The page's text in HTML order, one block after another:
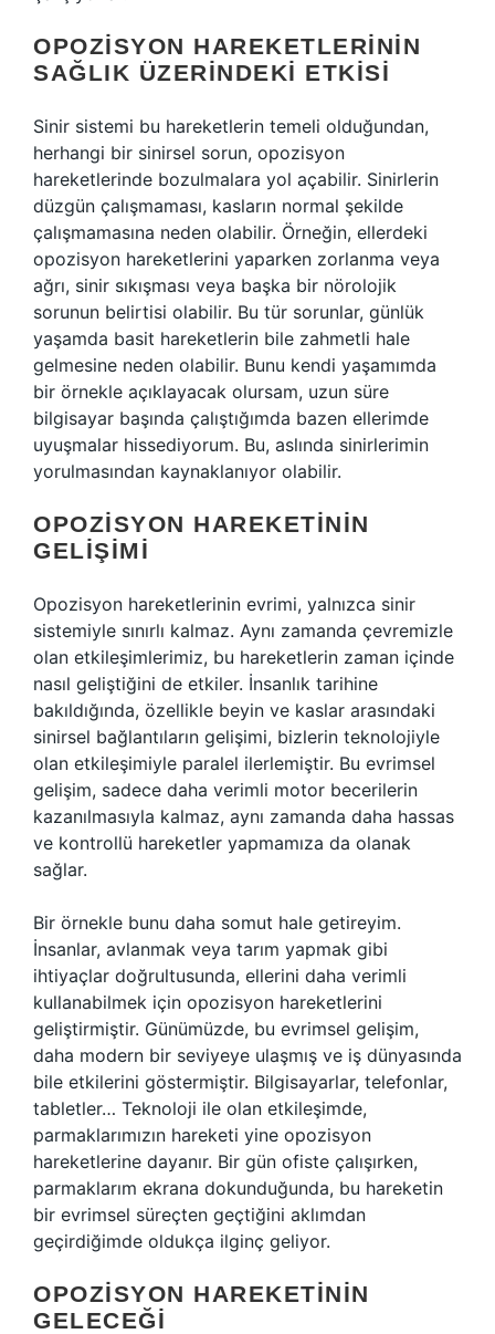
OPOZISYON HAREKETLERININ
SAĞLIK ÜZERINDEKI ETKISI
Sinir sistemi bu hareketlerin temeli olduğundan,
herhangi bir sinirsel sorun, opozisyon
hareketlerinde bozulmalara yol açabilir. Sinirlerin
düzgün çalışmaması, kasların normal şekilde
çalışmamasına neden olabilir. Örneğin, ellerdeki
opozisyon hareketlerini yaparken zorlanma veya
ağrı, sinir sıkışması veya başka bir nörolojik
sorunun belirtisi olabilir. Bu tür sorunlar, günlük
yaşamda basit hareketlerin bile zahmetli hale
gelmesine neden olabilir. Bunu kendi yaşamımda
bir örnekle açıklayacak olursam, uzun süre
bilgisayar başında çalıştığımda bazen ellerimde
uyuşmalar hissediyorum. Bu, aslında sinirlerimin
yorulmasından kaynaklanıyor olabilir.
OPOZISYON HAREKETININ
GELIŞIMI
Opozisyon hareketlerinin evrimi, yalnızca sinir
sistemiyle sınırlı kalmaz. Aynı zamanda çevremizle
olan etkileşimlerimiz, bu hareketlerin zaman içinde
nasıl geliştiğini de etkiler. İnsanlık tarihine
bakıldığında, özellikle beyin ve kaslar arasındaki
sinirsel bağlantıların gelişimi, bizlerin teknolojiyle
olan etkileşimiyle paralel ilerlemiştir. Bu evrimsel
gelişim, sadece daha verimli motor becerilerin
kazanılmasıyla kalmaz, aynı zamanda daha hassas
ve kontrollü hareketler yapmamıza da olanak
sağlar.
Bir örnekle bunu daha somut hale getireyim.
İnsanlar, avlanmak veya tarım yapmak gibi
ihtiyaçlar doğrultusunda, ellerini daha verimli
kullanabilmek için opozisyon hareketlerini
geliştirmiştir. Günümüzde, bu evrimsel gelişim,
daha modern bir seviyeye ulaşmış ve iş dünyasında
bile etkilerini göstermiştir. Bilgisayarlar, telefonlar,
tabletler… Teknoloji ile olan etkileşimde,
parmaklarımızın hareketi yine opozisyon
hareketlerine dayanır. Bir gün ofiste çalışırken,
parmaklarım ekrana dokunduğunda, bu hareketin
bir evrimsel süreçten geçtiğini aklımdan
geçirdiğimde oldukça ilginç geliyor.
OPOZISYON HAREKETININ
GELECEĞI